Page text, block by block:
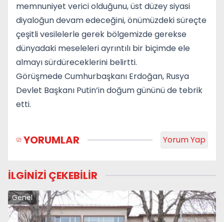
memnuniyet verici olduğunu, üst düzey siyasi
diyaloğun devam edeceğini, önümüzdeki süreçte
çeşitli vesilelerle gerek bölgemizde gerekse
dünyadaki meseleleri ayrıntılı bir biçimde ele
almayı sürdüreceklerini belirtti.
Görüşmede Cumhurbaşkanı Erdoğan, Rusya
Devlet Başkanı Putin’in doğum gününü de tebrik
etti.
YORUMLAR Yorum Yap
İLGİNİZİ ÇEKEBİLİR
Genel